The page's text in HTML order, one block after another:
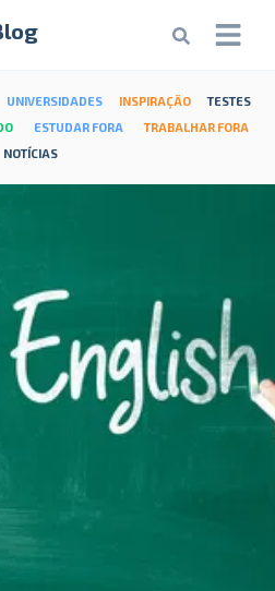
UNIVERSIDADES INSPIRAÇÃO
TESTES
ESTUDAR FORA
TRABALHAR FORA
NOTÍCIAS